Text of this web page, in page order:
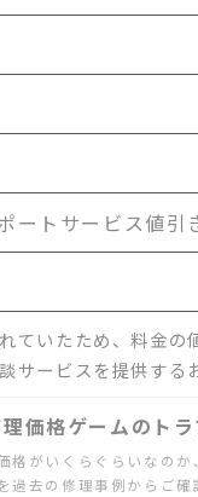
ートサービス値引
ていたため、料金
サービスを提供する
価格ゲームのト
格がいくらぐらいなの
過去の修理事例からご